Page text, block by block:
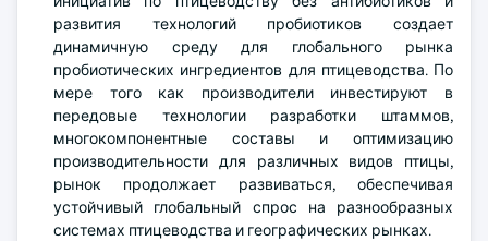
развития технологий пробиотиков создает
динамичную среду для глобального рынка
пробиотических ингредиентов для птицеводства. По
мере того как производители инвестируют в
передовые технологии разработки штаммов,
многокомпонентные составы и оптимизацию
производительности для различных видов птицы,
рынок продолжает развиваться, обеспечивая
устойчивый глобальный спрос на разнообразных
системах птицеводства и географических рынках.